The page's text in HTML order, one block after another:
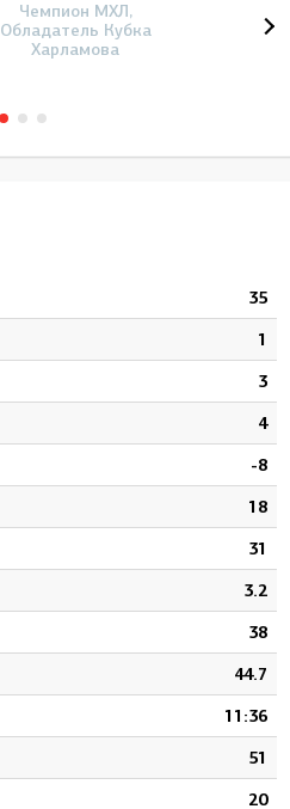
Чемпион МХЛ,
Обладатель Кубка
Харламова
35
1
3
4
-8
18
31
3.2
38
44.7
11:36
51
20